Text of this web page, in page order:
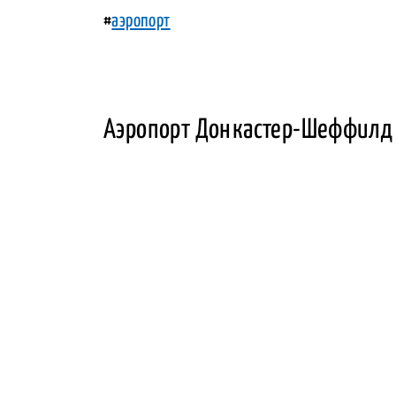
#аэропорт
Аэропорт Донкастер-Шеффилд